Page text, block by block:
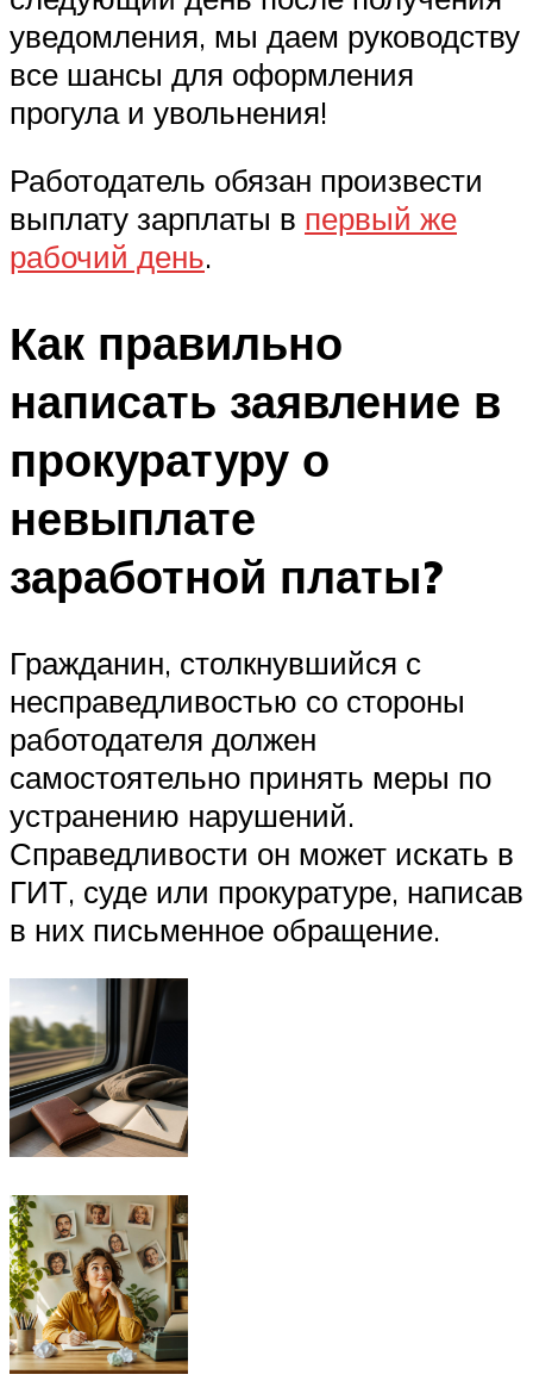
уведомления, мы даем руководству
все шансы для оформления
прогула и увольнения!
Работодатель обязан произвести
выплату зарплаты в первый же
рабочий день.
Как правильно
написать заявление в
прокуратуру о
невыплате
заработной платы?
Гражданин, столкнувшийся с
несправедливостью со стороны
работодателя должен
самостоятельно принять меры по
устранению нарушений.
Справедливости он может искать в
ГИТ, суде или прокуратуре, написав
в них письменное обращение.